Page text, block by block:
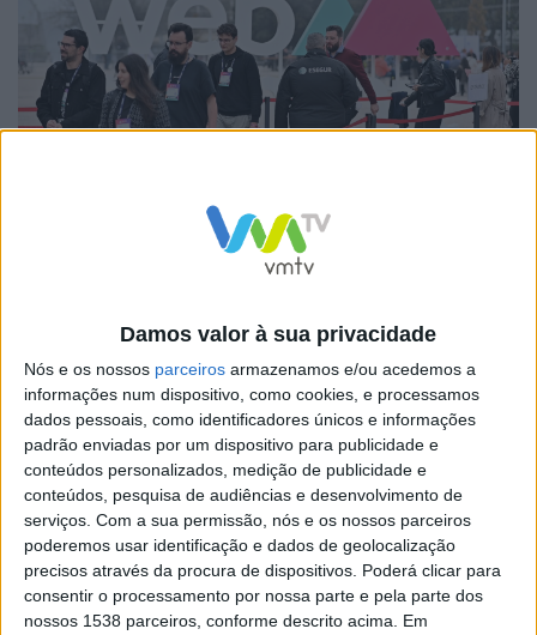
Damos valor à sua privacidade
Nós e os nossos parceiros armazenamos e/ou acedemos a
informações num dispositivo, como cookies, e processamos
dados pessoais, como identificadores únicos e informações
padrão enviadas por um dispositivo para publicidade e
conteúdos personalizados, medição de publicidade e
conteúdos, pesquisa de audiências e desenvolvimento de
serviços. Com a sua permissão, nós e os nossos parceiros
poderemos usar identificação e dados de geolocalização
precisos através da procura de dispositivos. Poderá clicar para
consentir o processamento por nossa parte e pela parte dos
nossos 1538 parceiros, conforme descrito acima. Em
DR: VMTV
A nova edição destaca-se pelo número recorde de 2.608
que apresentarão os seus modelos de negócio e
inovações ao mundo nos próximos 3 dias. As empresas
promissoras foram escolhidas entre milhares de
candidatos e representam 30 industrias diferentes.
Destas 2600 empresas, 250 participarão no programa
impact, que consiste em Startups que pretendem ter
um impacto positivo nas suas comunidades, industrias
e ecossistemas; Outras 800 startups aprenderão com
100 horas de aulas de Mentoria, realizadas por lideres